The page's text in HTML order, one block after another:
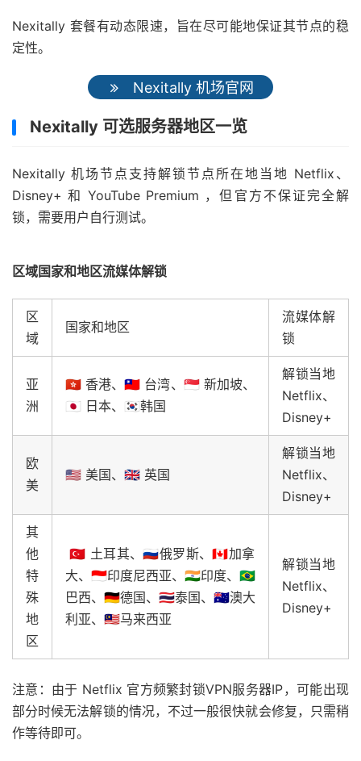
Nexitally 套餐有动态限速，旨在尽可能地保证其节点的稳
定性。
Nexitally 机场官网
Nexitally 可选服务器地区一览
Nexitally 机场节点支持解锁节点所在地当地 Netflix、
Disney+ 和 YouTube Premium ，但官方不保证完全解
锁，需要用户自行测试。
区域国家和地区流媒体解锁
区
域
国家和地区
流媒体解
锁
亚
洲
🇭🇰 香港、🇹🇼 台湾、🇸🇬 新加坡、
🇯🇵 日本、🇰🇷韩国
解锁当地
Netflix、
Disney+
欧
美
🇺🇸 美国、🇬🇧 英国
解锁当地
Netflix、
Disney+
其
他
特
殊
地
区
🇹🇷 土耳其、🇷🇺俄罗斯、🇨🇦加拿
大、🇮🇩印度尼西亚、🇮🇳印度、🇧🇷
巴西、🇩🇪德国、🇹🇭泰国、🇦🇺澳大
利亚、🇲🇾马来西亚
解锁当地
Netflix、
Disney+
注意：由于 Netflix 官方频繁封锁VPN服务器IP，可能出现
部分时候无法解锁的情况，不过一般很快就会修复，只需稍
作等待即可。